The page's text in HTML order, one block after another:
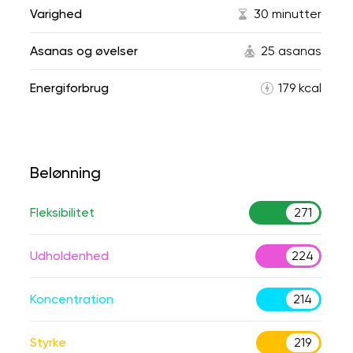
Varighed 30 minutter
Asanas og øvelser 25 asanas
Energiforbrug 179 kcal
Belønning
Fleksibilitet 271
Udholdenhed 224
Koncentration 214
Styrke 219